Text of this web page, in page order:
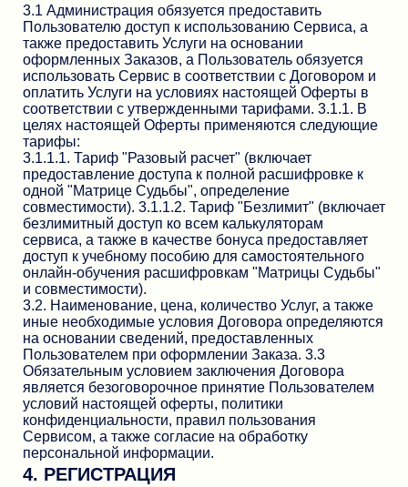
3.1 Администрация обязуется предоставить
Пользователю доступ к использованию Сервиса, а
также предоставить Услуги на основании
оформленных Заказов, а Пользователь обязуется
использовать Сервис в соответствии с Договором и
оплатить Услуги на условиях настоящей Оферты в
соответствии с утвержденными тарифами. 3.1.1. В
целях настоящей Оферты применяются следующие
тарифы:
3.1.1.1. Тариф "Разовый расчет" (включает
предоставление доступа к полной расшифровке к
одной "Матрице Судьбы", определение
совместимости). 3.1.1.2. Тариф "Безлимит" (включает
безлимитный доступ ко всем калькуляторам
сервиса, а также в качестве бонуса предоставляет
доступ к учебному пособию для самостоятельного
онлайн-обучения расшифровкам "Матрицы Судьбы"
и совместимости).
3.2. Наименование, цена, количество Услуг, а также
иные необходимые условия Договора определяются
на основании сведений, предоставленных
Пользователем при оформлении Заказа. 3.3
Обязательным условием заключения Договора
является безоговорочное принятие Пользователем
условий настоящей оферты, политики
конфиденциальности, правил пользования
Сервисом, а также согласие на обработку
персональной информации.
4. РЕГИСТРАЦИЯ